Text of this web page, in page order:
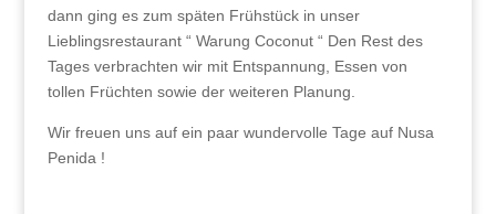
dann ging es zum späten Frühstück in unser
Lieblingsrestaurant “ Warung Coconut “ Den Rest des
Tages verbrachten wir mit Entspannung, Essen von
tollen Früchten sowie der weiteren Planung.
Wir freuen uns auf ein paar wundervolle Tage auf Nusa
Penida !